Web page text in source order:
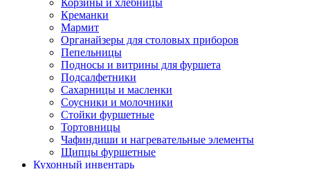
Корзины и хлебницы
Креманки
Мармит
Органайзеры для столовых приборов
Пепельницы
Подносы и витрины для фуршета
Подсалфетники
Сахарницы и масленки
Соусники и молочники
Стойки фуршетные
Тортовницы
Чафиндиши и нагревательные элементы
Щипцы фуршетные
Кухонный инвентарь